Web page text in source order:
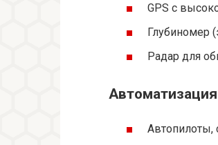
GPS с
Глубиномер
Радар для
Автопилоты,